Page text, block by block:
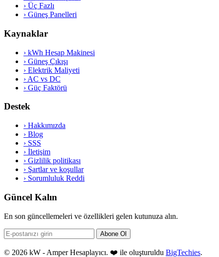
› Üç Fazlı
› Güneş Panelleri
Kaynaklar
› kWh Hesap Makinesi
› Güneş Çıkışı
› Elektrik Maliyeti
› AC vs DC
› Güç Faktörü
Destek
› Hakkımızda
› Blog
› SSS
› İletişim
› Gizlilik politikası
› Şartlar ve koşullar
› Sorumluluk Reddi
Güncel Kalın
En son güncellemeleri ve özellikleri gelen kutunuza alın.
Abone Ol
© 2026 kW - Amper Hesaplayıcı. ❤️ ile oluşturuldu BigTechies.